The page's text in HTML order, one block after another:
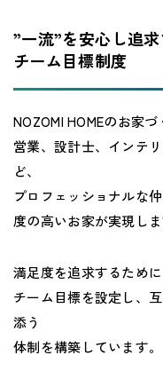
”一流”を安心し追求
チーム目標制度
NOZOMI HOMEのお家づ
営業、設計士、インテ
ど、
プロフェッショナルな
度の高いお家が実現しま
満足度を追求するため
チーム目標を設定し、
添う
体制を構築しています。